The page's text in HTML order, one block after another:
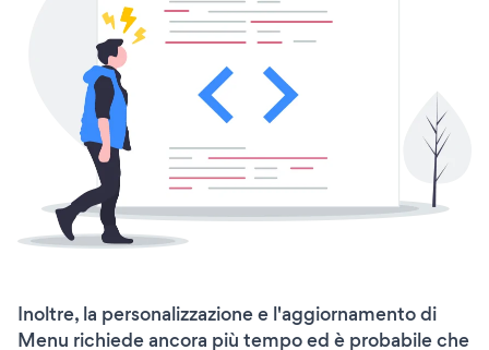
Inoltre, la personalizzazione e l'aggiornamento di
Menu richiede ancora più tempo ed è probabile che